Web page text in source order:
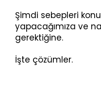
Şimdi sebepleri
yapacağımıza ve
gerektiğine.
İşte çözümler.